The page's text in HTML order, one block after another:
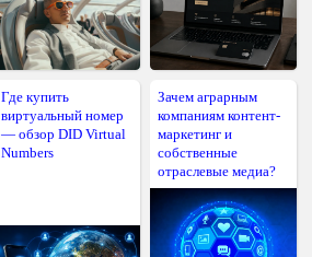
Где купить
виртуальный номер
— обзор DID Virtual
Numbers
Зачем аграрным
компаниям контент-
маркетинг и
собственные
отраслевые медиа?